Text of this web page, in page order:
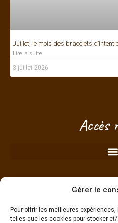
Gérer le
Pour offrir les meilleures
telles que les cookies pour stocker
Lire la suite
3 juillet 2026
Accès
RDV à la
Saint-Brieuc) -